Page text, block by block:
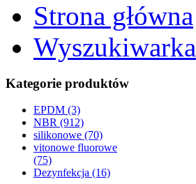
Strona główna
Wyszukiwarka
Kategorie produktów
EPDM (3)
NBR (912)
silikonowe (70)
vitonowe fluorowe
(75)
Dezynfekcja (16)